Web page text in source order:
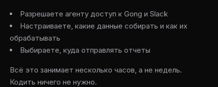
Разрешаете агенту доступ к Gong и Slack
Настраиваете, какие данные собирать и как их
обрабатывать
Выбираете, куда отправлять отчеты
Всё это занимает несколько часов, а не недель.
Кодить ничего не нужно.